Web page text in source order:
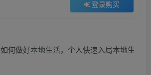
登录购买